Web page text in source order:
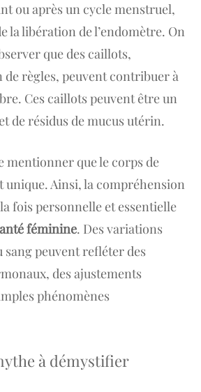
ou après un cycle menstruel,
la libération de l’endomètre. On
que des caillots,
règles, peuvent contribuer à
Ces caillots peuvent être un
de résidus de mucus utérin.
mentionner que le corps de
unique. Ainsi, la compréhension
fois personnelle et essentielle
féminine. Des variations
sang peuvent refléter des
des ajustements
phénomènes
à démystifier